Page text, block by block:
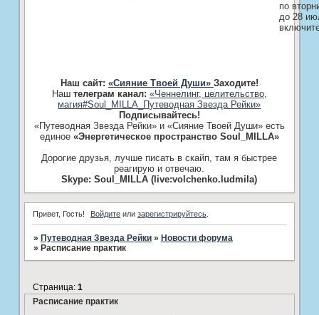
по
до 28
Наш сайт: «Сияние Твоей Души» Заходите!
Наш телеграм канал: «Ченнелинг, целительство,
магия#Soul_MILLA_Путеводная Звезда Рейки»
Подписывайтесь!
«Путеводная Звезда Рейки» и «Сияние Твоей Души» есть
единое «Энергетическое пространство Soul_MILLA»
Дорогие друзья, лучше писать в скайп, там я быстрее
реагирую и отвечаю.
Skype: Soul_MILLA (live:volchenko.ludmila)
Привет, Гость! Войдите илизарегистрируйтесь
» Путеводная Звезда Рейки » ­Новости форума
» Расписание практик
Расписание практик
Страница: 1